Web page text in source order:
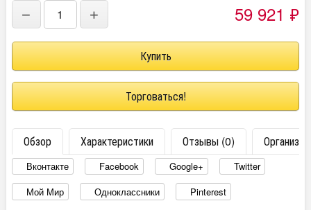
− + 59 921 ₽
Торговаться!
Обзор Характеристики Отзывы (0)
Вконтакте Facebook Google+
Twitter
Мой Мир
Одноклассники Pinterest